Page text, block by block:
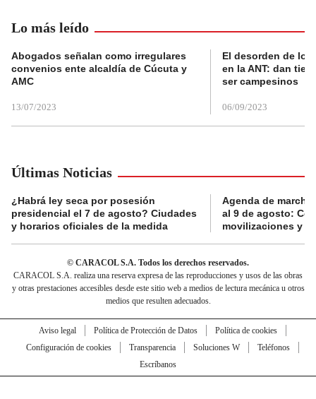
Lo más leído
Abogados señalan como irregulares
convenios ente alcaldía de Cúcuta y
AMC
13/07/2023
El desorden de
en la ANT: dan
ser campesinos
06/09/2023
Últimas Noticias
¿Habrá ley seca por posesión
presidencial el 7 de agosto? Ciudades
y horarios oficiales de la medida
Agenda de
al 9 de agosto:
movilizaciones y
© CARACOL S.A. Todos los derechos reservados.
CARACOL S.A. realiza una reserva expresa de las reproducciones y usos de las obras
y otras prestaciones accesibles desde este sitio web a medios de lectura mecánica u otros
medios que resulten adecuados.
Aviso legal Política de Protección de Datos
Política de cookies
Configuración de cookies
Transparencia Soluciones W
Teléfonos
Escríbanos